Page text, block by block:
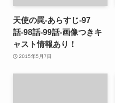
天使の罠-あらすじ-97
話-98話-99話-画像つきキ
ャスト情報あり！
2015年5月7日